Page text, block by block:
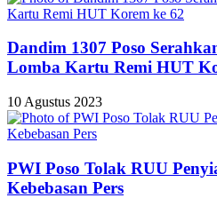
Dandim 1307 Poso
Lomba Kartu Remi HUT
10 Agustus 2023
PWI Poso Tolak RUU
Kebebasan Pers